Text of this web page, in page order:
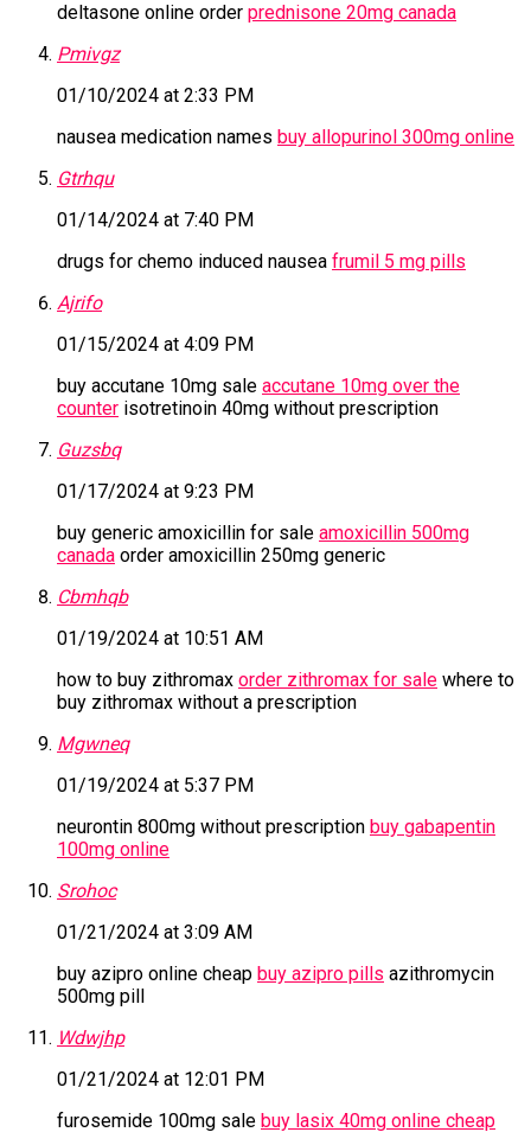
deltasone online order prednisone 20mg canada
Pmivgz
01/10/2024 at 2:33 PM
nausea medication names buy allopurinol 300mg online
Gtrhqu
01/14/2024 at 7:40 PM
drugs for chemo induced nausea frumil 5 mg pills
Ajrifo
01/15/2024 at 4:09 PM
buy accutane 10mg sale accutane 10mg over the
counter isotretinoin 40mg without prescription
Guzsbq
01/17/2024 at 9:23 PM
buy generic amoxicillin for sale amoxicillin 500mg
canada order amoxicillin 250mg generic
Cbmhqb
01/19/2024 at 10:51 AM
how to buy zithromax order zithromax for sale where to
buy zithromax without a prescription
Mgwneq
01/19/2024 at 5:37 PM
neurontin 800mg without prescription buy gabapentin
100mg online
Srohoc
01/21/2024 at 3:09 AM
buy azipro online cheap buy azipro pills azithromycin
500mg pill
Wdwjhp
01/21/2024 at 12:01 PM
furosemide 100mg sale buy lasix 40mg online cheap